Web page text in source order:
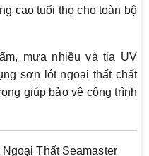
cao tuổi thọ cho toàn bộ
mưa nhiều và tia UV
sơn lót ngoại thất chất
giúp bảo vệ công trình
Thất Seamaster